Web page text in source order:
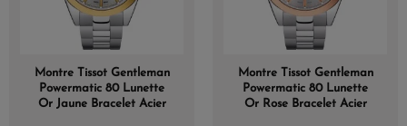
Montre Tissot Gentleman
Powermatic 80 Lunette
Or Jaune Bracelet Acier
Montre Tissot Gentleman
Powermatic 80 Lunette
Or Rose Bracelet Acier